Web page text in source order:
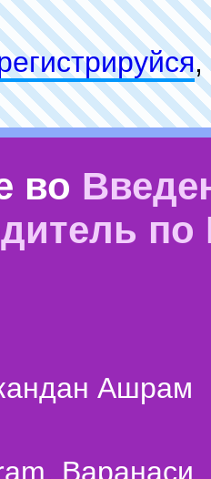
,
во
Ашрам
Варанаси